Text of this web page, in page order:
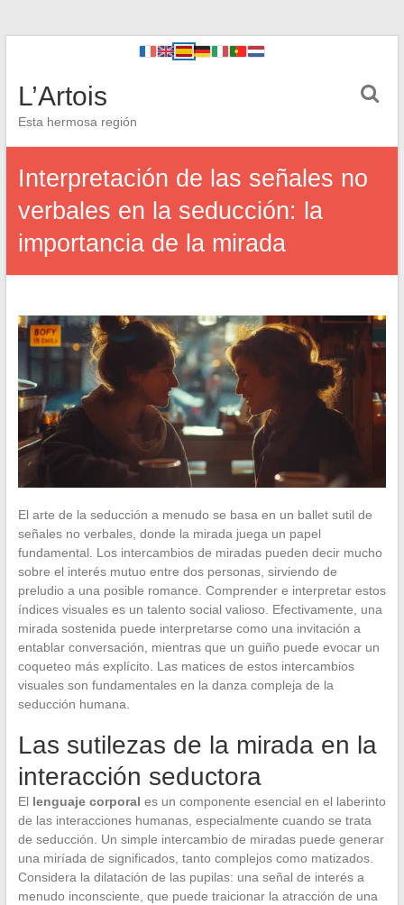
L’Artois
Esta hermosa región
Interpretación de las señales no
verbales en la seducción: la
importancia de la mirada
El arte de la seducción a menudo se basa en un ballet sutil de
señales no verbales, donde la mirada juega un papel
fundamental. Los intercambios de miradas pueden decir mucho
sobre el interés mutuo entre dos personas, sirviendo de
preludio a una posible romance. Comprender e interpretar estos
índices visuales es un talento social valioso. Efectivamente, una
mirada sostenida puede interpretarse como una invitación a
entablar conversación, mientras que un guiño puede evocar un
coqueteo más explícito. Las matices de estos intercambios
visuales son fundamentales en la danza compleja de la
seducción humana.
Las sutilezas de la mirada en la
interacción seductora
El lenguaje corporal es un componente esencial en el laberinto
de las interacciones humanas, especialmente cuando se trata
de seducción. Un simple intercambio de miradas puede generar
una miríada de significados, tanto complejos como matizados.
Considera la dilatación de las pupilas: una señal de interés a
menudo inconsciente, que puede traicionar la atracción de una